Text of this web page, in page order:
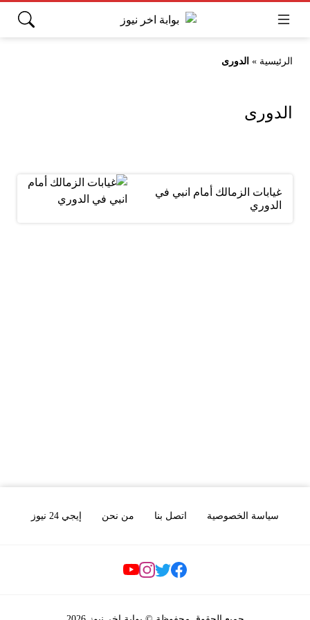
الرئيسية » الدورى
الدورى
غيابات الزمالك أمام انبي في
الدوري
سياسة الخصوصية اتصل بنا من نحن إيجي 24 نيوز
Social Links